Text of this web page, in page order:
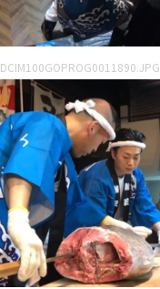
DCIM100GOPROG0011890.JPG